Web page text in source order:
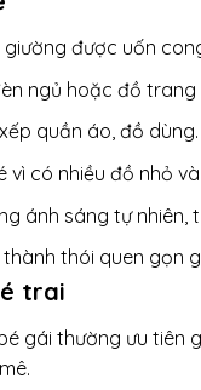
được uốn
ngủ hoặc đồ
quần áo, đồ dùng.
vì có nhiều đồ nhỏ
ánh sáng tự
thói quen
trai
gái thường ưu